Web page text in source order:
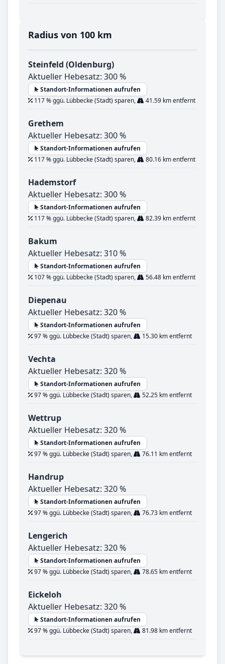
Radius von 100 km
Steinfeld (Oldenburg)
Aktueller Hebesatz: 300 %
Standort-Informationen aufrufen
117 % ggü. Lübbecke (Stadt) sparen,
41.59 km entfernt
Grethem
Aktueller Hebesatz: 300 %
Standort-Informationen aufrufen
117 % ggü. Lübbecke (Stadt) sparen,
80.16 km entfernt
Hademstorf
Aktueller Hebesatz: 300 %
Standort-Informationen aufrufen
117 % ggü. Lübbecke (Stadt) sparen,
82.39 km entfernt
Bakum
Aktueller Hebesatz: 310 %
Standort-Informationen aufrufen
107 % ggü. Lübbecke (Stadt) sparen,
56.48 km entfernt
Diepenau
Aktueller Hebesatz: 320 %
Standort-Informationen aufrufen
97 % ggü. Lübbecke (Stadt) sparen,
15.30 km entfernt
Vechta
Aktueller Hebesatz: 320 %
Standort-Informationen aufrufen
97 % ggü. Lübbecke (Stadt) sparen,
52.25 km entfernt
Wettrup
Aktueller Hebesatz: 320 %
Standort-Informationen aufrufen
97 % ggü. Lübbecke (Stadt) sparen,
76.11 km entfernt
Handrup
Aktueller Hebesatz: 320 %
Standort-Informationen aufrufen
97 % ggü. Lübbecke (Stadt) sparen,
76.73 km entfernt
Lengerich
Aktueller Hebesatz: 320 %
Standort-Informationen aufrufen
97 % ggü. Lübbecke (Stadt) sparen,
78.65 km entfernt
Eickeloh
Aktueller Hebesatz: 320 %
Standort-Informationen aufrufen
97 % ggü. Lübbecke (Stadt) sparen,
81.98 km entfernt